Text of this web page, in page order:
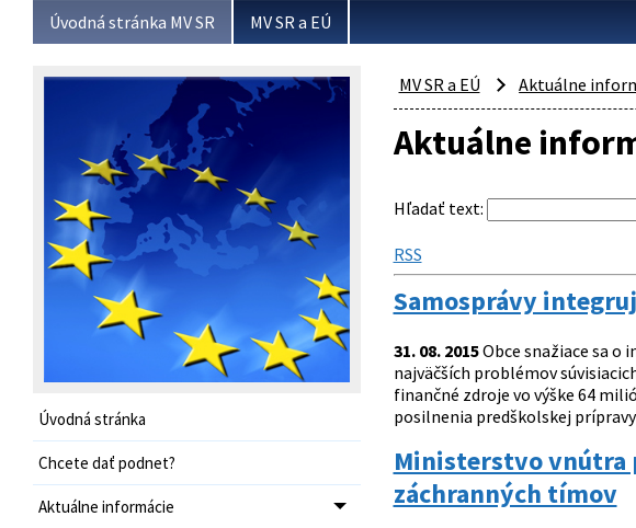
Úvodná stránka MV SR MV SR a EÚ
Úvodná stránka
Chcete dať podnet?
Aktuálne informácie
MV SR a EÚ Aktuálne
Aktuálne
Hľadať text:
RSS
Samosprávy
31. 08. 2015Obce snažiace sa o
najväčších problémov
finančné zdroje vo výške 64
posilnenia predškolskej
Ministerstvo vnútra
záchranných tímov